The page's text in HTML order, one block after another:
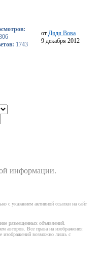
1743
от Дядя Вова
9 декабря 2012
информации.
с указанием активной ссылки на сайт
размещенных объявлений.
авторов. Все права на изображения
изображений возможно лишь с